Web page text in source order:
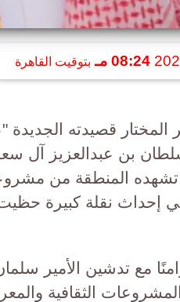
08:24 مـ بتوقيت القاهرة
المختار قصيدته
بن عبدالعزيز آل
تشهده المنطقة من
نقلة كبيرة حظيت
مع تدشين الأمير
الثقافية